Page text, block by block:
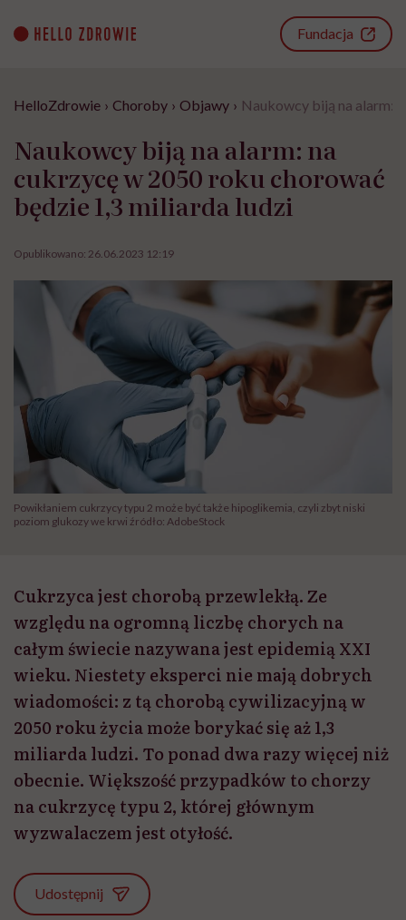
content
Fundacja
HelloZdrowie › Choroby › Objawy › Naukowcy biją na alarm:
Naukowcy biją na alarm: na
cukrzycę w 2050 roku chorować
będzie 1,3 miliarda ludzi
Opublikowano: 26.06.2023 12:19
Powikłaniem cukrzycy typu 2 może być także hipoglikemia, czyli zbyt niski
poziom glukozy we krwi źródło: AdobeStock
Cukrzyca jest chorobą przewlekłą. Ze
względu na ogromną liczbę chorych na
całym świecie nazywana jest epidemią XXI
wieku. Niestety eksperci nie mają dobrych
wiadomości: z tą chorobą cywilizacyjną w
2050 roku życia może borykać się aż 1,3
miliarda ludzi. To ponad dwa razy więcej niż
obecnie. Większość przypadków to chorzy
na cukrzycę typu 2, której głównym
wyzwalaczem jest otyłość.
Udostępnij